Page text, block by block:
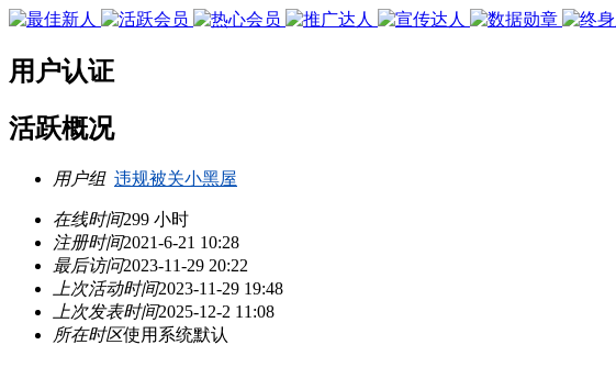
用户认证
活跃概况
用户组 违规被关小黑屋
在线时间299 小时
注册时间2021-6-21 10:28
最后访问2023-11-29 20:22
上次活动时间2023-11-29 19:48
上次发表时间2025-12-2 11:08
所在时区使用系统默认